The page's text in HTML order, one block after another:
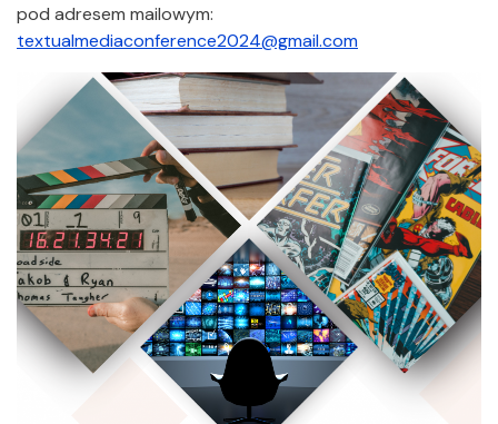
pod adresem mailowym:
textualmediaconference2024@gmail.com
Załączniki